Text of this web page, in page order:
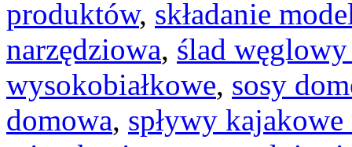
produktów, składanie
narzędziowa, ślad
wysokobiałkowe, sosy
domowa, spływy